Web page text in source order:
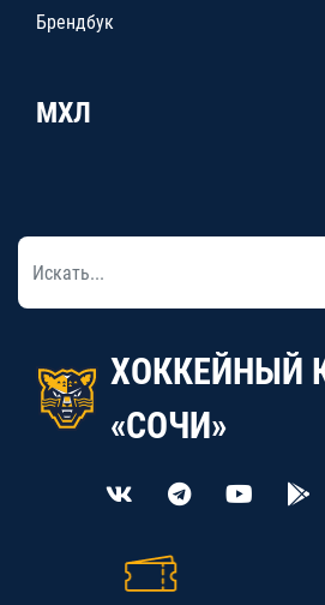
Брендбук
МХЛ
ХОККЕЙНЫЙ
«СОЧИ»